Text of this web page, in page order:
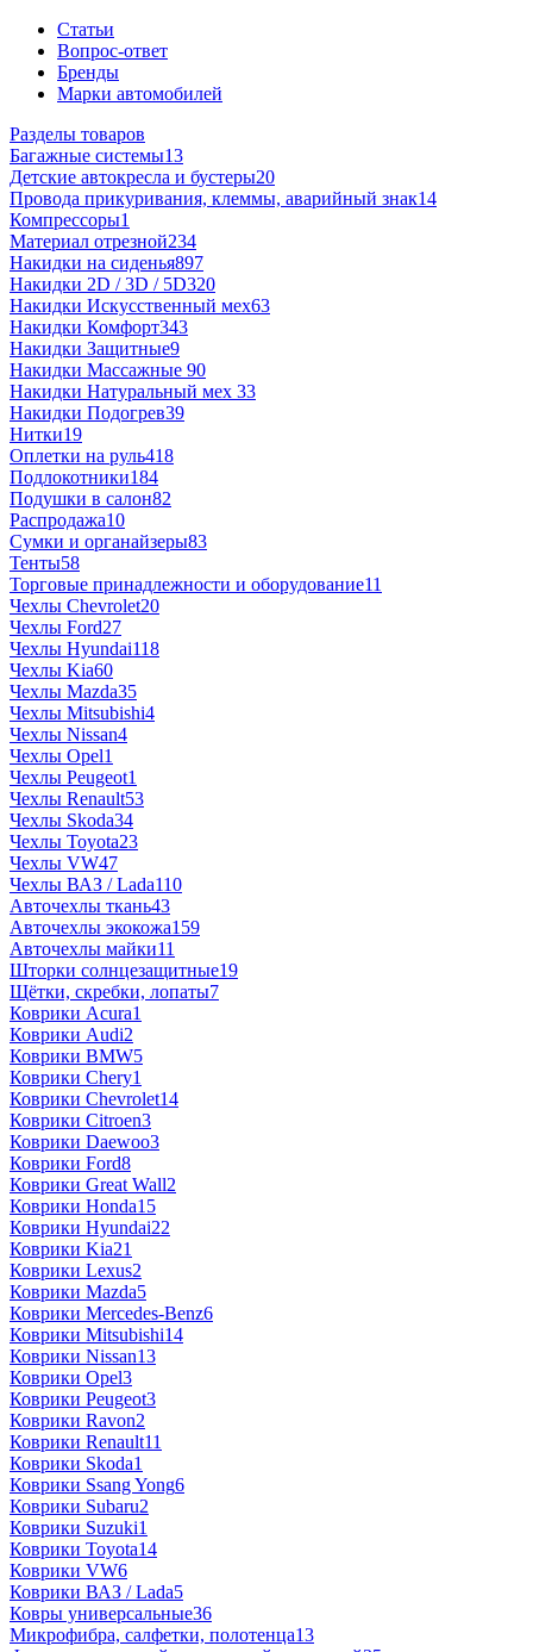
Статьи
Вопрос-ответ
Бренды
Марки автомобилей
Разделы товаров
Багажные системы13
Детские автокресла и бустеры20
Провода прикуривания, клеммы, аварийный знак14
Компрессоры1
Материал отрезной234
Накидки на сиденья897
Накидки 2D / 3D / 5D320
Накидки Искусственный мех63
Накидки Комфорт343
Накидки Защитные9
Накидки Массажные 90
Накидки Натуральный мех 33
Накидки Подогрев39
Нитки19
Оплетки на руль418
Подлокотники184
Подушки в салон82
Распродажа10
Сумки и органайзеры83
Тенты58
Торговые принадлежности и оборудование11
Чехлы Chevrolet20
Чехлы Ford27
Чехлы Hyundai118
Чехлы Kia60
Чехлы Mazda35
Чехлы Mitsubishi4
Чехлы Nissan4
Чехлы Opel1
Чехлы Peugeot1
Чехлы Renault53
Чехлы Skoda34
Чехлы Toyota23
Чехлы VW47
Чехлы ВАЗ / Lada110
Авточехлы ткань43
Авточехлы экокожа159
Авточехлы майки11
Шторки солнцезащитные19
Щётки, скребки, лопаты7
Коврики Acura1
Коврики Audi2
Коврики BMW5
Коврики Chery1
Коврики Chevrolet14
Коврики Citroen3
Коврики Daewoo3
Коврики Ford8
Коврики Great Wall2
Коврики Honda15
Коврики Hyundai22
Коврики Kia21
Коврики Lexus2
Коврики Mazda5
Коврики Mercedes-Benz6
Коврики Mitsubishi14
Коврики Nissan13
Коврики Opel3
Коврики Peugeot3
Коврики Ravon2
Коврики Renault11
Коврики Skoda1
Коврики Ssang Yong6
Коврики Subaru2
Коврики Suzuki1
Коврики Toyota14
Коврики VW6
Коврики ВАЗ / Lada5
Ковры универсальные36
Микрофибра, салфетки, полотенца13